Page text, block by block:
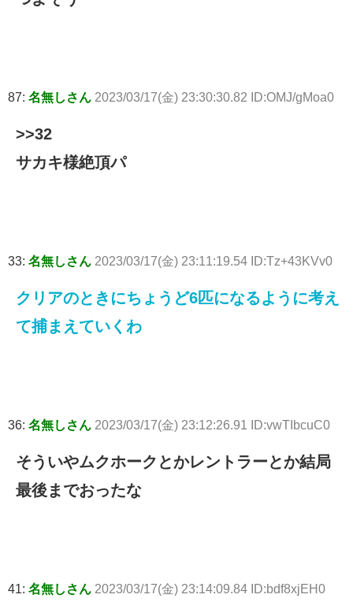
87: 名無しさん 2023/03/17(金) 23:30:30.82 ID:OMJ/gMoa0
>>32
サカキ様絶頂パ
33: 名無しさん 2023/03/17(金) 23:11:19.54 ID:Tz+43KVv0
クリアのときにちょうど6匹になるように考え
て捕まえていくわ
36: 名無しさん 2023/03/17(金) 23:12:26.91 ID:vwTIbcuC0
そういやムクホークとかレントラーとか結局
最後までおったな
41: 名無しさん 2023/03/17(金) 23:14:09.84 ID:bdf8xjEH0